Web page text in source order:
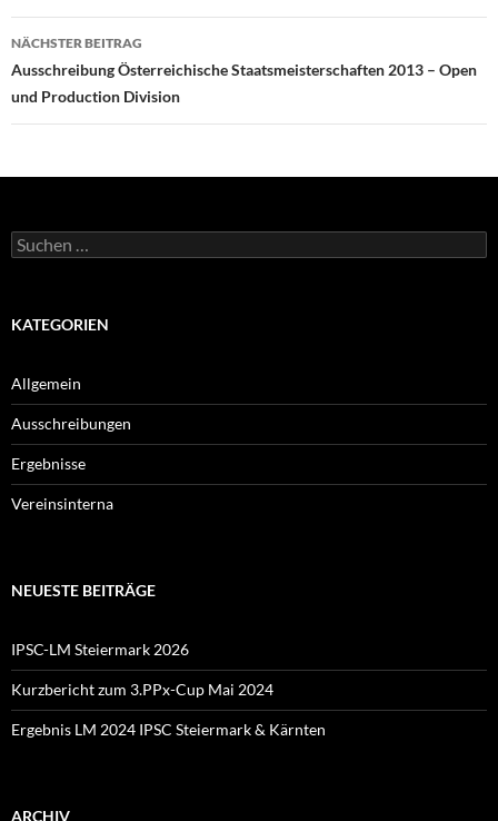
NÄCHSTER BEITRAG
Ausschreibung Österreichische Staatsmeisterschaften 2013 – Open
und Production Division
Suchen
nach:
KATEGORIEN
Allgemein
Ausschreibungen
Ergebnisse
Vereinsinterna
NEUESTE BEITRÄGE
IPSC-LM Steiermark 2026
Kurzbericht zum 3.PPx-Cup Mai 2024
Ergebnis LM 2024 IPSC Steiermark & Kärnten
ARCHIV